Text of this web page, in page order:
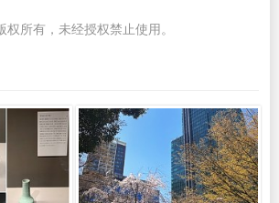
所有，未经授权禁止使用。